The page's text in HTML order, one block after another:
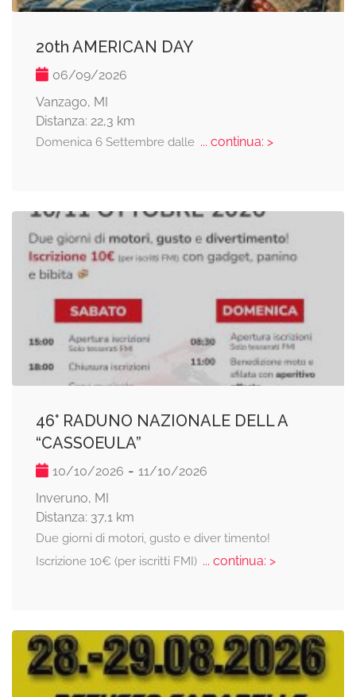
20th AMERICAN DAY
06/09/2026
Vanzago, MI
Distanza: 22,3 km
Domenica 6 Settembre dalle... continua: >
46° RADUNO NAZIONALE DELL A
“CASSOEULA”
10/10/2026 - 11/10/2026
Inveruno, MI
Distanza: 37,1 km
Due giorni di motori, gusto e diver timento!
Iscrizione 10€ (per iscritti FMI)... continua: >